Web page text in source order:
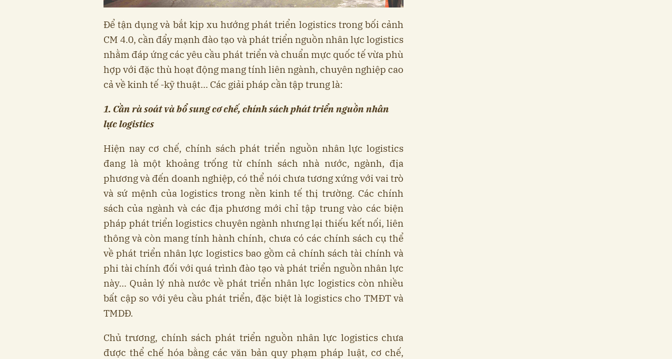
Để tận dụng và bắt kịp xu hướng phát triển logistics trong bối cảnh
CM 4.0, cần đẩy mạnh đào tạo và phát triển nguồn nhân lực logistics
nhằm đáp ứng các yêu cầu phát triển và chuẩn mực quốc tế vừa phù
hợp với đặc thù hoạt động mang tính liên ngành, chuyên nghiệp cao
cả về kinh tế -kỹ thuật... Các giải pháp cần tập trung là:
1. Cần rà soát và bổ sung cơ chế, chính sách phát triển nguồn nhân
lực logistics
Hiện nay cơ chế, chính sách phát triển nguồn nhân lực logistics
đang là một khoảng trống từ chính sách nhà nước, ngành, địa
phương và đến doanh nghiệp, có thể nói chưa tương xứng với vai trò
và sứ mệnh của logistics trong nền kinh tế thị trường. Các chính
sách của ngành và các địa phương mới chỉ tập trung vào các biện
pháp phát triển logistics chuyên ngành nhưng lại thiếu kết nối, liên
thông và còn mang tính hành chính, chưa có các chính sách cụ thể
về phát triển nhân lực logistics bao gồm cả chính sách tài chính và
phi tài chính đối với quá trình đào tạo và phát triển nguồn nhân lực
này... Quản lý nhà nước về phát triển nhân lực logistics còn nhiều
bất cập so với yêu cầu phát triển, đặc biệt là logistics cho TMĐT và
TMDĐ.
Chủ trương, chính sách phát triển nguồn nhân lực logistics chưa
được thể chế hóa bằng các văn bản quy phạm pháp luật, cơ chế,